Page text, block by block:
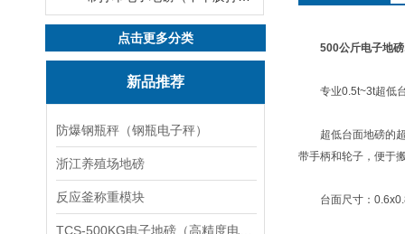
点击更多分类
新品推荐
防爆钢瓶秤（钢瓶电子秤）
浙江养殖场地磅
反应釜称重模块
500公斤电子地
专业0.5t~3t超低台
超低台面地磅的超
带手柄和轮子，便于
台面尺寸：